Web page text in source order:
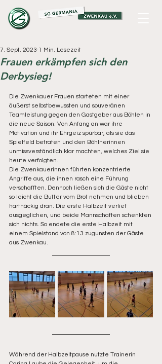
Frauen erkämpfen sich den
Derbysieg!
7. Sept. 2023 1 Min. Lesezeit
Die Zwenkauer Frauen starteten mit einer
äußerst selbstbewussten und souveränen
Teamleistung gegen den Gastgeber aus Böhlen in
die neue Saison. Von Anfang an war ihre
Motivation und ihr Ehrgeiz spürbar, als sie das
Spielfeld betraten und den Böhlnerinnen
unmissverständlich klar machten, welches Ziel sie
heute verfolgten.
Die Zwenkauerinnen führten konzentrierte
Angriffe aus, die ihnen rasch eine Führung
verschafften. Dennoch ließen sich die Gäste nicht
so leicht die Butter vom Brot nehmen und blieben
hartnäckig dran. Die erste Halbzeit verlief
ausgeglichen, und beide Mannschaften schenkten
sich nichts. So endete die erste Halbzeit mit
einem Spielstand von 8:13 zugunsten der Gäste
aus Zwenkau.
Während der Halbzeitpause nutzte Trainerin